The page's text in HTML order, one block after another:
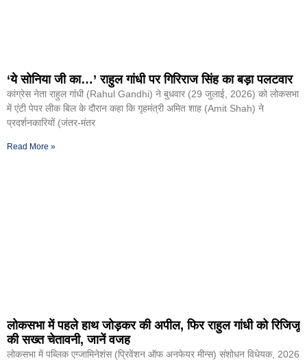
‘ये सोनिया जी का…’ राहुल गांधी पर गिरिराज सिंह का बड़ा पलटवार
कांग्रेस नेता राहुल गांंधी (Rahul Gandhi) ने बुधवार (29 जुलाई, 2026) को लोकसभा
में एंटी पेपर लीक बिल के दौरान कहा कि गृहमंत्री अमित शाह (Amit Shah) ने
प्रदर्शनकारियों (जंतर-मंतर
Read More »
लोकसभा में पहले हाथ जोड़कर की अपील, फिर राहुल गांधी को रिजिजू
की सख्त चेतावनी, जानें वजह
लोकसभा में पब्लिक एग्जामिनेशंस (प्रिवेंशन ऑफ अनफेयर मीन्स) संशोधन विधेयक, 2026